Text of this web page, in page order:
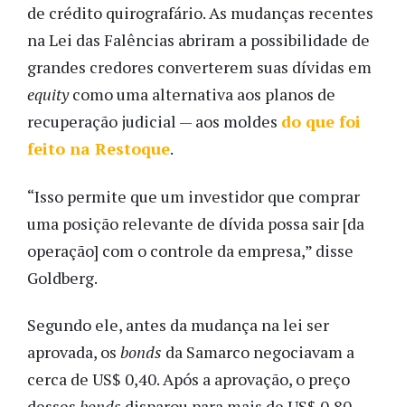
de crédito quirografário. As mudanças recentes
na Lei das Falências abriram a possibilidade de
grandes credores converterem suas dívidas em
equitycomo uma alternativa aos planos de
recuperação judicial — aos moldes do que foi
feito na Restoque.
“Isso permite que um investidor que comprar
uma posição relevante de dívida possa sair [da
operação] com o controle da empresa,” disse
Goldberg.
Segundo ele, antes da mudança na lei ser
aprovada, os bonds da Samarco negociavam a
cerca de US$ 0,40. Após a aprovação, o preço